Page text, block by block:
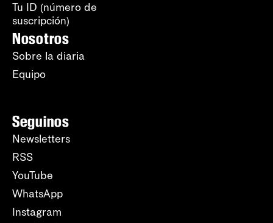
Tu ID (número de
suscripción)
Nosotros
Sobre la diaria
Equipo
Seguinos
Newsletters
RSS
YouTube
WhatsApp
Instagram